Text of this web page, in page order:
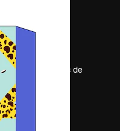
Sobre nós
Tendências de